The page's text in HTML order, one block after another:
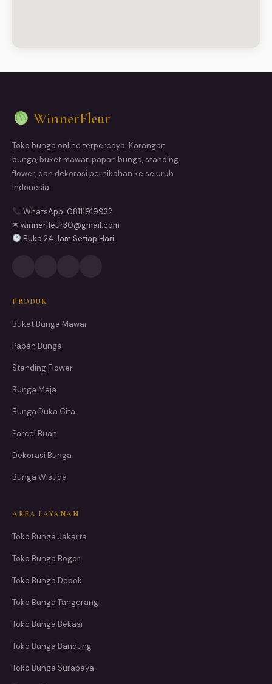
WinnerFleur
Toko bunga online terpercaya. Karangan
bunga, buket mawar, papan bunga, standing
flower, dan dekorasi pernikahan ke seluruh
Indonesia.
WhatsApp: 08111919922
✉ winnerfleur30@gmail.com
Buka 24 Jam Setiap Hari
PRODUK
Buket Bunga Mawar
Papan Bunga
Standing Flower
Bunga Meja
Bunga Duka Cita
Parcel Buah
Dekorasi Bunga
Bunga Wisuda
AREA LAYANAN
Toko Bunga Jakarta
Toko Bunga Bogor
Toko Bunga Depok
Toko Bunga Tangerang
Toko Bunga Bekasi
Toko Bunga Bandung
Toko Bunga Surabaya